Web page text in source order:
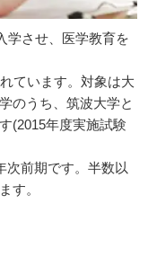
学させ、医学教育を
ています。対象は大
のうち、筑波大学と
(2015年度実施試験
次前期です。半数以
す。